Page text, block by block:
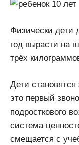
Физически дети
год вырасти на
трёх
Дети
это первый
подросткового
система
смещается с